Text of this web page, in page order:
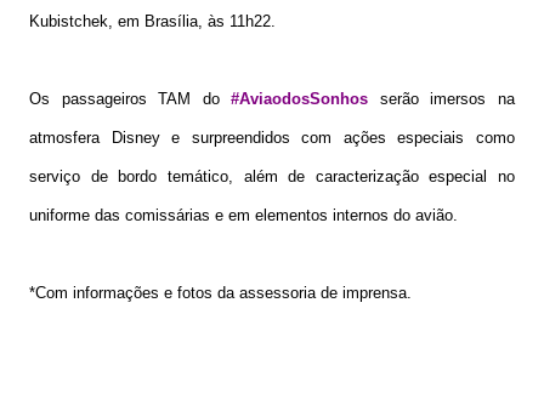
Kubistchek, em Brasília, às 11h22.
Os passageiros TAM do#AviaodosSonhos serão imersos na
atmosfera Disney e surpreendidos com ações especiais como
serviço de bordo temático, além de caracterização especial no
uniforme das comissárias e em elementos internos do avião.
*Com informações e fotos da assessoria de imprensa.